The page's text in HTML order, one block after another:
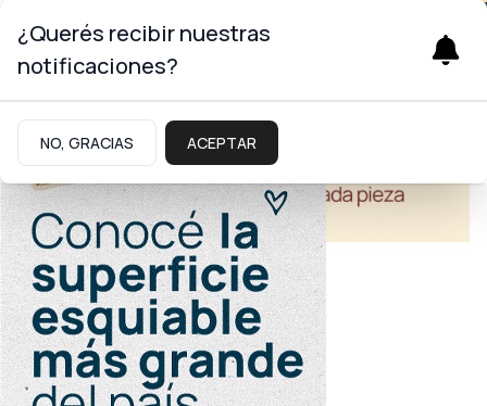
Turismo
¿Querés recibir nuestras
notificaciones?
NO, GRACIAS ACEPTAR